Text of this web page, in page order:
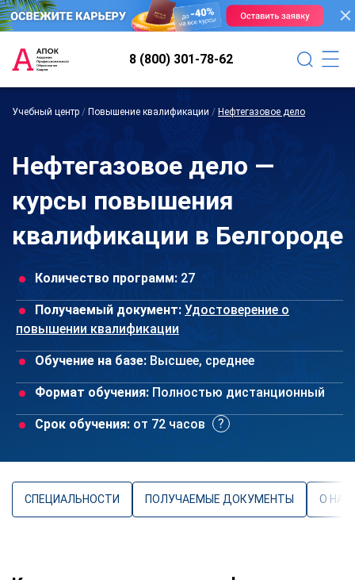
8 (800) 301-78-62
Учебный центр / Повышение квалификации / Нефтегазовое дело
Нефтегазовое дело —
курсы повышения
квалификации в Белгороде
Количество программ: 27
Получаемый документ: Удостоверение о
повышении квалификации
Обучение на базе: Высшее, среднее
Формат обучения: Полностью дистанционный
Срок обучения: от 72 часов
СПЕЦИАЛЬНОСТИ ПОЛУЧАЕМЫЕ ДОКУМЕНТЫ О